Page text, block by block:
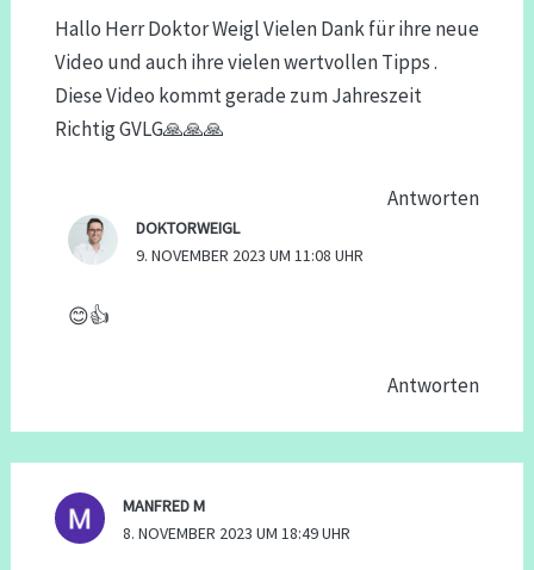
Hallo Herr Doktor Weigl Vielen Dank für ihre neue
Video und auch ihre vielen wertvollen Tipps .
Diese Video kommt gerade zum Jahreszeit
Richtig GVLG🙏🙏🙏
Antworten
DOKTORWEIGL
9. NOVEMBER 2023 UM 11:08 UHR
😊👍
Antworten
MANFRED M
8. NOVEMBER 2023 UM 18:49 UHR